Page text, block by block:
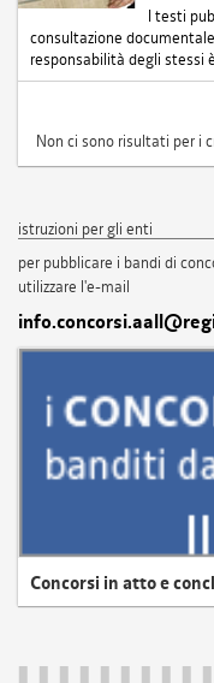
I testi
consultazione
responsabilità degli stessi
Non ci sono risultati per i
istruzioni per gli enti
per pubblicare i bandi di
utilizzare l'e-mail
Concorsi in atto e